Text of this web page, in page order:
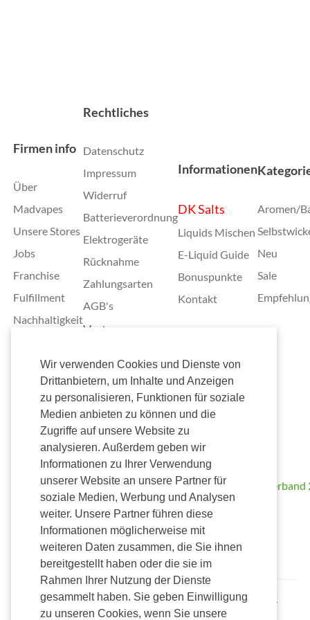
Wir verwenden Cookies und Dienste von
Drittanbietern, um Inhalte und Anzeigen
zu personalisieren, Funktionen für soziale
Medien anbieten zu können und die
Zugriffe auf unsere Website zu
analysieren. Außerdem geben wir
Informationen zu Ihrer Verwendung
unserer Website an unsere Partner für
soziale Medien, Werbung und Analysen
weiter. Unsere Partner führen diese
Informationen möglicherweise mit
weiteren Daten zusammen, die Sie ihnen
bereitgestellt haben oder die sie im
Rahmen Ihrer Nutzung der Dienste
gesammelt haben. Sie geben Einwilligung
zu unseren Cookies, wenn Sie unsere
Firmen info
Über
Madvapes
Unsere Stores
Jobs
Franchise
Fulfillment
Nachhaltigkeit
Rechtliches
Datenschutz
Impressum
Widerruf
Batterieverordnung
Elektrogeräte
Rücknahme
Zahlungsarten
AGB's
Vertrag
Informationen
DK Salts
Liquids Mischen
E-Liquid Guide
Bonuspunkte
Kontakt
Aromen/
Neu
Sale
Zahlung
Versand
Kostenlose
Lieferung
ab 50,00€
Versendung nur
innerhalb
Deutschlands mit
Alterssichtprüfung
unterstützen
Alle Preise inkl. gesetzl. Mehrwertsteuer zzgl. Versandkosten und ggf.
Nachnahmegebühren, wenn nicht anders beschrieben.